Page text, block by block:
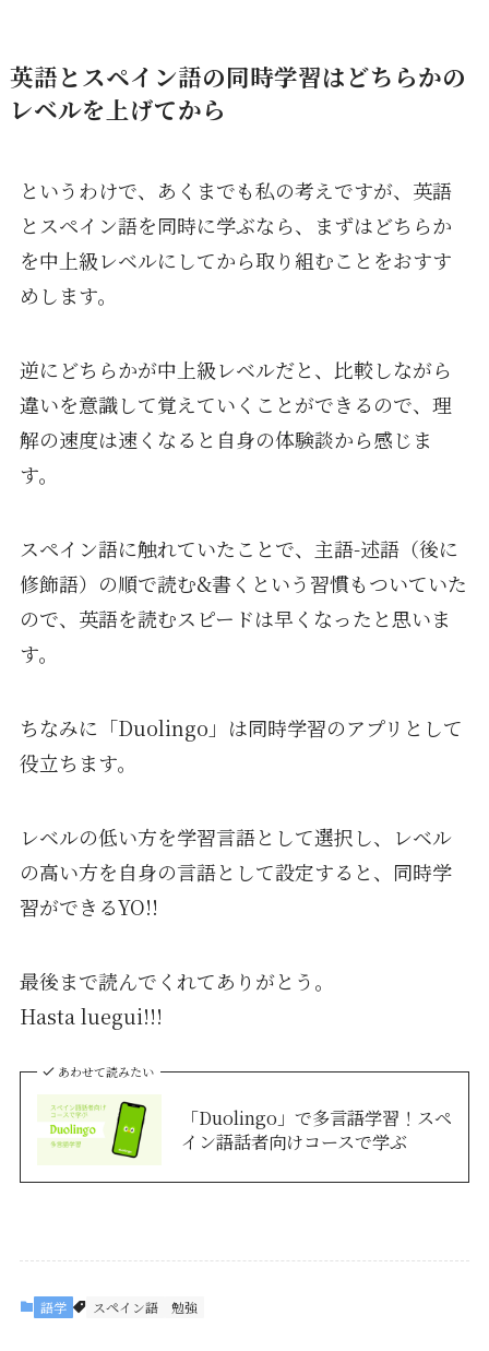
英語とスペイン語の同時学習はどちらかの
レベルを上げてから
というわけで、あくまでも私の考えですが、英語
とスペイン語を同時に学ぶなら、まずはどちらか
を中上級レベルにしてから取り組むことをおすす
めします。
逆にどちらかが中上級レベルだと、比較しながら
違いを意識して覚えていくことができるので、理
解の速度は速くなると自身の体験談から感じま
す。
スペイン語に触れていたことで、主語-述語（後に
修飾語）の順で読む&書くという習慣もついていた
ので、英語を読むスピードは早くなったと思いま
す。
ちなみに「Duolingo」は同時学習のアプリとして
役立ちます。
レベルの低い方を学習言語として選択し、レベル
の高い方を自身の言語として設定すると、同時学
習ができるYO!!
最後まで読んでくれてありがとう。
Hasta luegui!!!
あわせて読みたい
「Duolingo」で多言語学習！スペ
イン語話者向けコースで学ぶ
語学 スペイン語 勉強